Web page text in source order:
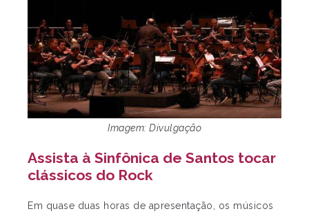
Imagem: Divulgação
Assista à Sinfônica de Santos tocar
clássicos do Rock
Em quase duas horas de apresentação, os músicos